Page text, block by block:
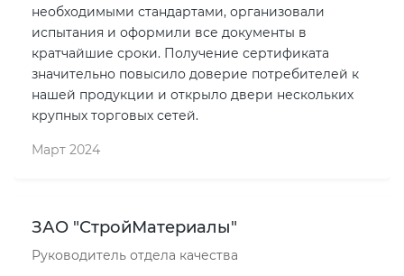
необходимыми стандартами, организовали
испытания и оформили все документы в
кратчайшие сроки. Получение сертификата
значительно повысило доверие потребителей к
нашей продукции и открыло двери нескольких
крупных торговых сетей.
Март 2024
ЗАО "СтройМатериалы"
Руководитель отдела качества